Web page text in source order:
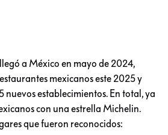
a México en mayo de 2024,
mexicanos este 2025 y
nuevos establecimientos. En total, ya
con una estrella Michelin.
que fueron reconocidos: